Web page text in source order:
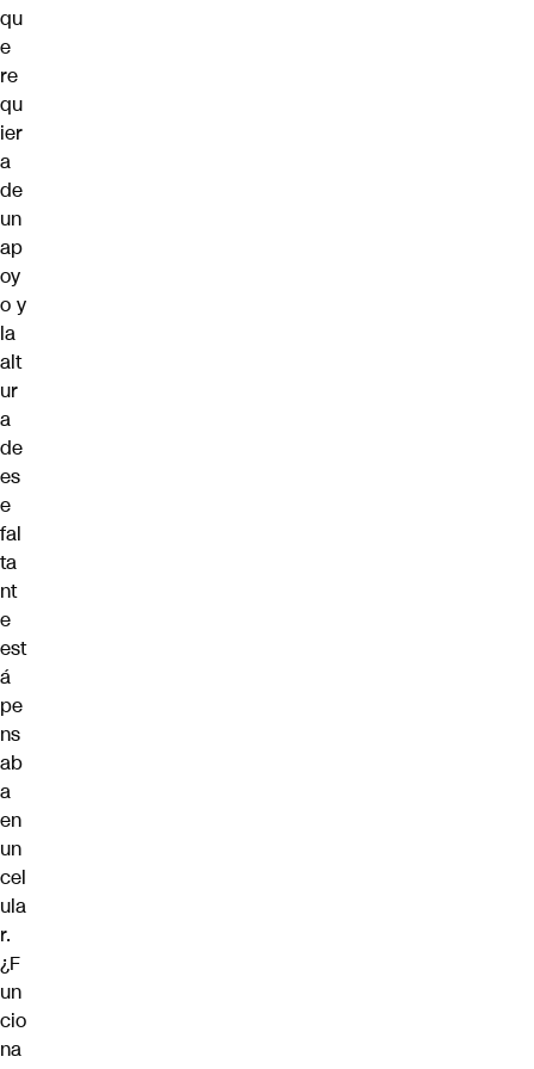
qu
e
re
qu
ier
a
de
un
ap
oy
o y
la
alt
ur
a
de
es
e
fal
ta
nt
e
est
á
pe
ns
ab
a
en
un
cel
ula
r.
¿F
un
cio
na